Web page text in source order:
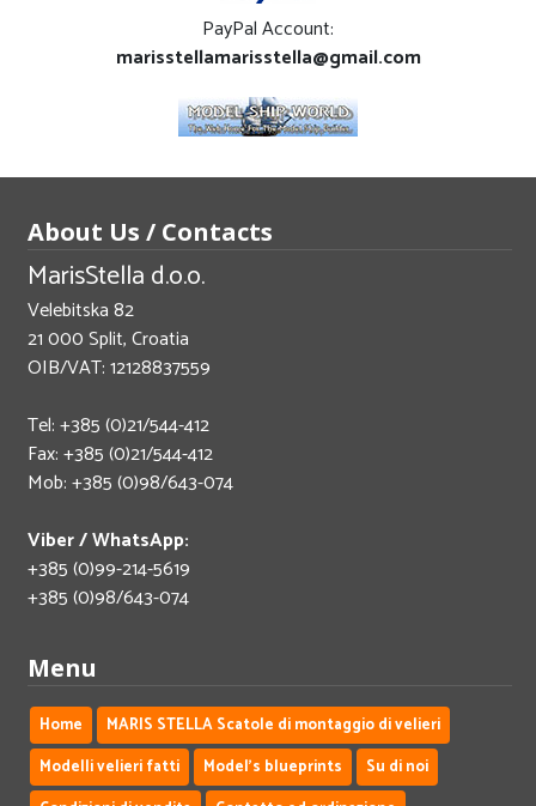
PayPal Account:
marisstellamarisstella@gmail.com
About Us / Contacts
MarisStella d.o.o.
Velebitska 82
21 000 Split, Croatia
OIB/VAT: 12128837559
Tel: +385 (0)21/544-412
Fax: +385 (0)21/544-412
Mob: +385 (0)98/643-074
Viber / WhatsApp:
+385 (0)99-214-5619
+385 (0)98/643-074
Menu
Home
MARIS STELLA Scatole di montaggio di velieri
Modelli velieri fatti
Model's blueprints
Su di noi